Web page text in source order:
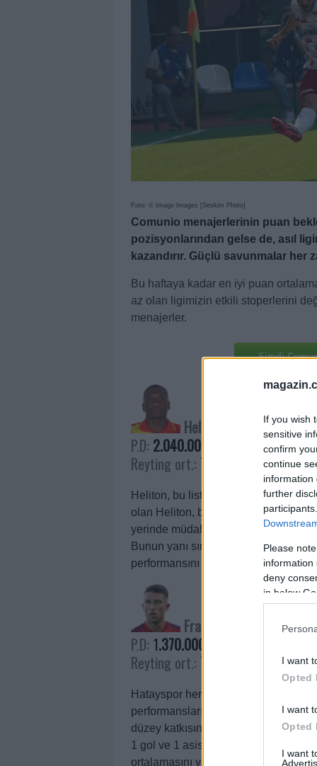
If you wish
sensitive
confirm
continue
information
further
Please
information
deny
in below
I want
Opted
I want
Opted
I want
Foto: © Imago Images [Seskim Photo]
Comunio menajerlerinin puan
pozisyonlarından gelse de, asıl
kazandırır. Güçlü savunmalar her
Bu haftaya kadar en iyi puan
az olan ligimizin etkili stoperlerini
menajerler.
Şimdi
Heliton
P.D: 2.040.000
Reyting ort.: 7.16
Heliton, bu listenin olmazsa
olan Heliton, bu sezon Göztepe’nin
yerinde müdahaleleri ve topla
Bunun yanı sıra, Göztepe’ye 1
performansını sezonun geri
Francisco Calvo
P.D: 1.370.000
Reyting ort.: 7.25
Hatayspor her ne kadar ligin alt
performanslarıyla öne çıkıyor. Bu
düzey katkısının yanı sıra
1 gol ve 1 asistlik katkı sağladı.
ortalamasını yakalamasını